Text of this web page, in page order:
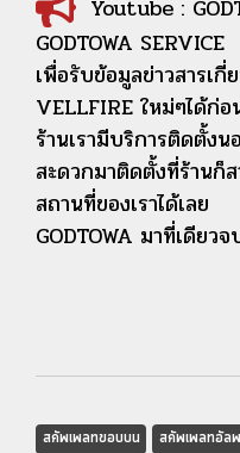
Youtube :
GODTOWA SERVICE
เพื่อรับข้อมูลข่าวสารเ
VELLFIRE ใหม่ๆได้ก่อ
ร้านเรามีบริการติดตั้ง
สะดวกมาติดตั้งที่ร้านก็
สถานที่ของเราได้เลย
GODTOWA มาที่เดียว
สคัพเพลทขอบบน
สคัพเพลทอัล